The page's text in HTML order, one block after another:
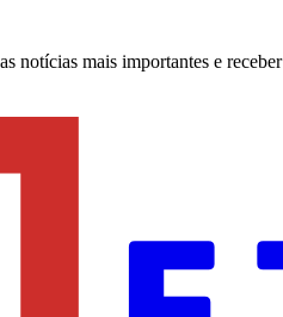
notícias mais importantes e receber